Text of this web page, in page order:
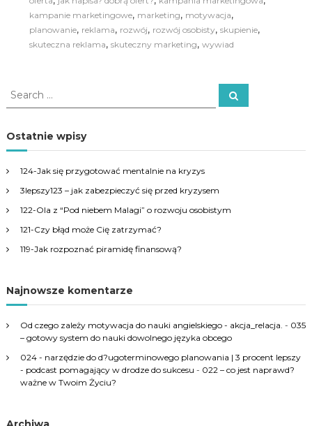
kampanie marketingowe, marketing, motywacja,
planowanie, reklama, rozwój, rozwój osobisty, skupienie,
skuteczna reklama, skuteczny marketing, wywiad
S
r
c
f
o
r
S
e
Ostatnie wpisy
124-Jak się przygotować mentalnie na kryzys
3lepszy123 – jak zabezpieczyć się przed kryzysem
122-Ola z “Pod niebem Malagi” o rozwoju osobistym
121-Czy błąd może Cię zatrzymać?
119-Jak rozpoznać piramidę finansową?
Najnowsze komentarze
Od czego zależy motywacja do nauki angielskiego - akcja_relacja. - 035
– gotowy system do nauki dowolnego języka obcego
024 - narzędzie do d?ugoterminowego planowania | 3 procent lepszy
- podcast pomagający w drodze do sukcesu - 022 – co jest naprawd?
ważne w Twoim Życiu?